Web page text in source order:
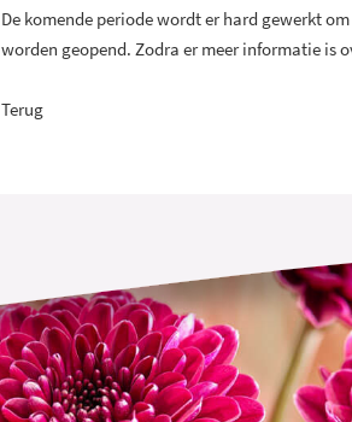
De komende periode wordt er hard gewerkt
worden geopend. Zodra er meer informatie is
Terug